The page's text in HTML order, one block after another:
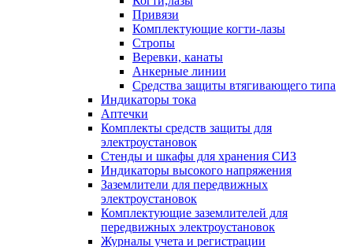
Привязи
Комплектующие когти-лазы
Стропы
Веревки, канаты
Анкерные линии
Средства защиты втягивающего типа
Индикаторы тока
Аптечки
Комплекты средств защиты для
электроустановок
Стенды и шкафы для хранения СИЗ
Индикаторы высокого напряжения
Заземлители для передвижных
электроустановок
Комплектующие заземлителей для
передвижных электроустановок
Журналы учета и регистрации